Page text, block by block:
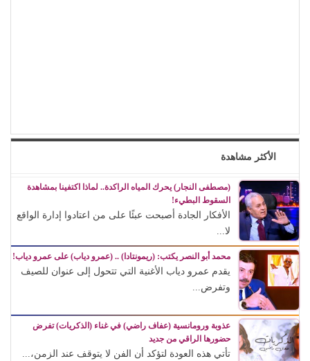
الأكثر مشاهدة
(مصطفى النجار) يحرك المياه الراكدة.. لماذا اكتفينا بمشاهدة
السقوط البطيء!
الأفكار الجادة أصبحت عبئًا على من اعتادوا إدارة الواقع
لا...
محمد أبو النصر يكتب: (ريمونتادا) .. (عمرو دياب) على عمرو دياب!
يقدم عمرو دياب الأغنية التي تتحول إلى عنوان للصيف
وتفرض...
عذوبة ورومانسية (عفاف راضي) في غناء (الذكريات) تفرض
حضورها الراقي من جديد
تأتي هذه العودة لتؤكد أن الفن لا يتوقف عند الزمن،...